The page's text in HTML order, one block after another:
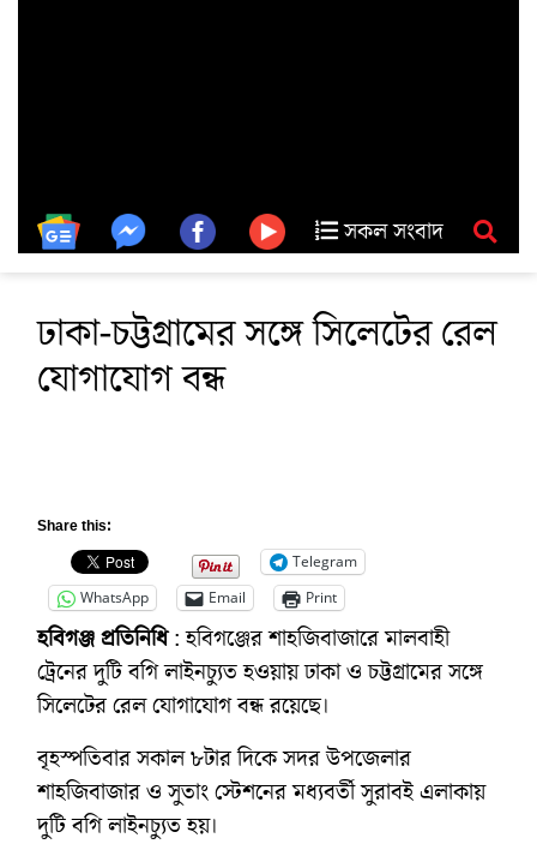
সকল সংবাদ
ঢাকা-চট্টগ্রামের সঙ্গে সিলেটের রেল
যোগাযোগ বন্ধ
Share this:
Telegram
WhatsApp
Email Print
হবিগঞ্জ প্রতিনিধি: হবিগঞ্জের শাহজিবাজারে মালবাহী
ট্রেনের দুটি বগি লাইনচ্যুত হওয়ায় ঢাকা ও চট্টগ্রামের সঙ্গে
সিলেটের রেল যোগাযোগ বন্ধ রয়েছে।
বৃহস্পতিবার সকাল ৮টার দিকে সদর উপজেলার
শাহজিবাজার ও সুতাং স্টেশনের মধ্যবর্তী সুরাবই এলাকায়
দুটি বগি লাইনচ্যুত হয়।